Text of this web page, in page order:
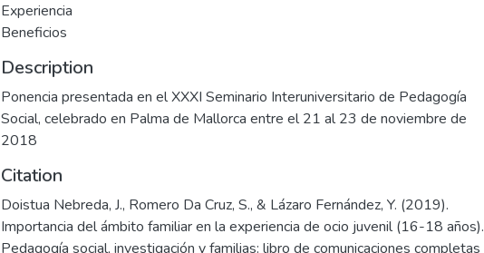
Experiencia
Beneficios
Description
Ponencia presentada en el XXXI Seminario Interuniversitario de Pedagogía
Social, celebrado en Palma de Mallorca entre el 21 al 23 de noviembre de
2018
Citation
Doistua Nebreda, J., Romero Da Cruz, S., & Lázaro Fernández, Y. (2019).
Importancia del ámbito familiar en la experiencia de ocio juvenil (16-18 años).
Pedagogía social, investigación y familias: libro de comunicaciones completas